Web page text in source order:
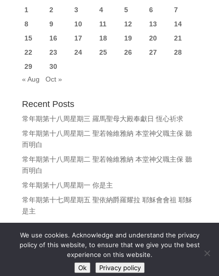
1
2 3 4 5 6
7
8
9 10 11 12 13
14
15
16 17 18 19 20
21
22
23 24 25 26 27
28
29
30
« Aug
Oct »
Recent Posts
常年期第十八周星期三 羅馬聖母大殿奉獻日 恆心祈求
常年期第十八周星期二 聖若翰維雅納 本堂神父職主保 聽
而明白
常年期第十八周星期二 聖若翰維雅納 本堂神父職主保 聽
而明白
常年期第十八周星期一 你是主
常年期第十七周星期五 聖依納爵羅耀拉 耶穌會會祖 耶穌
是主
Copyright © 江志釗神父 Fr. Denis Kong, SDB All Rights
Reserved.(Privacy policy)
We use cookies. Acknowledge and understand the privacy
policy of this website, to ensure that we give you the best
experience on this website.
Ok
Privacy policy